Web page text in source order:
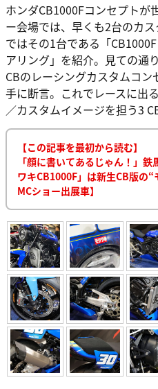
ホンダCB1000Fコンセプトが
ー会場では、早くも2台のカ
ではその1台である「
アリング」を紹介。見ての通
CBのレーシングカスタムコ
手に断言。これでレースに出
／カスタムイメージを担う3
【この記事を最初から読む】
「顔に書いてあるじゃん！」
ワキCB1000F」は新生CB版の
MCショー出展車】